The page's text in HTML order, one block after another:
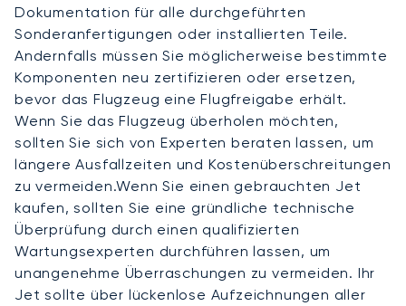
Dokumentation für alle durchgeführten
Sonderanfertigungen oder installierten Teile.
Andernfalls müssen Sie möglicherweise bestimmte
Komponenten neu zertifizieren oder ersetzen,
bevor das Flugzeug eine Flugfreigabe erhält.
Wenn Sie das Flugzeug überholen möchten,
sollten Sie sich von Experten beraten lassen, um
längere Ausfallzeiten und Kostenüberschreitungen
zu vermeiden.Wenn Sie einen gebrauchten Jet
kaufen, sollten Sie eine gründliche technische
Überprüfung durch einen qualifizierten
Wartungsexperten durchführen lassen, um
unangenehme Überraschungen zu vermeiden. Ihr
Jet sollte über lückenlose Aufzeichnungen aller